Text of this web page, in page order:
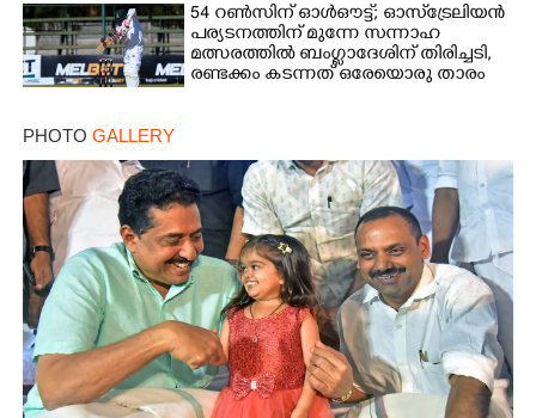
54 റൺസിന് ഓൾഔട്ട്; ഓസ്‌ട്രേലിയൻ
പര്യടനത്തിന് മുന്നേ സന്നാഹ
മത്സരത്തിൽ ബംഗ്ലാദേശിന് തിരിച്ചടി,
രണ്ടക്കം കടന്നത് ഒരേയൊരു താരം
PHOTO GALLERY